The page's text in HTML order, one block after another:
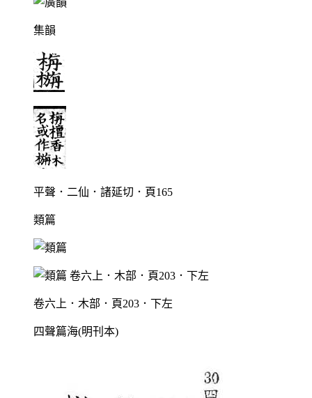
集韻
平聲．二仙．諸延切．頁165
類篇
卷六上．木部．頁203．下左
四聲篇海(明刊本)